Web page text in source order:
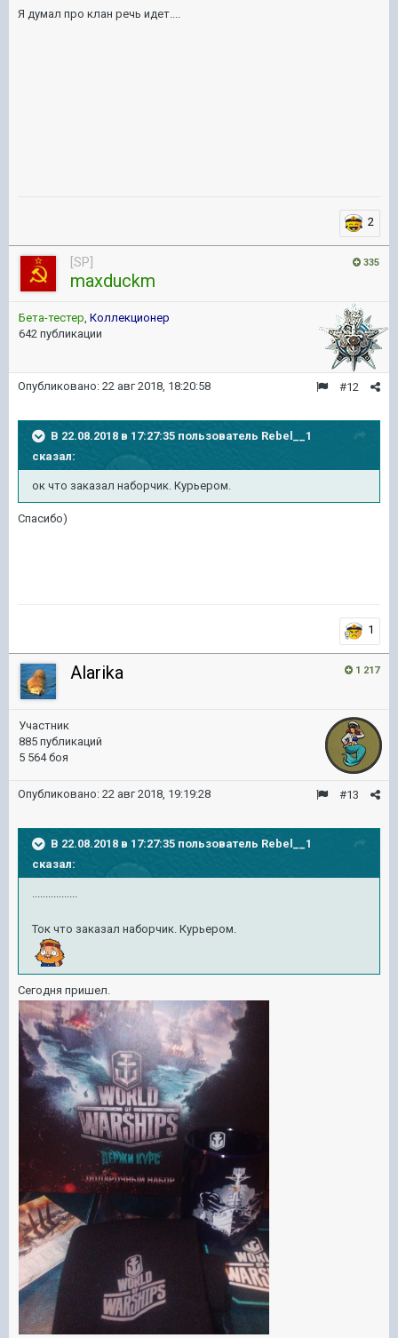
Я думал про клан речь идет....
2
335
[SP]
maxduckm
Бета-тестер, Коллекционер
642 публикации
#12
Опубликовано: 22 авг 2018, 18:20:58
В 22.08.2018 в 17:27:35 пользователь Rebel__1
сказал:
ок что заказал наборчик. Курьером.
Спасибо)
1
1 217
Alarika
Участник
885 публикаций
5 564 боя
#13
Опубликовано: 22 авг 2018, 19:19:28
В 22.08.2018 в 17:27:35 пользователь Rebel__1
сказал:
.................
Ток что заказал наборчик. Курьером.
Сегодня пришел.